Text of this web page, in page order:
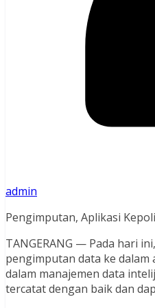
admin
Pengimputan, Aplikasi
TANGERANG — Pada hari
pengimputan data ke
dalam manajemen data
tercatat dengan baik dan